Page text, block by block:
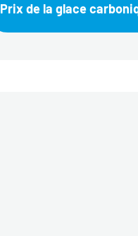
Prix de la glace